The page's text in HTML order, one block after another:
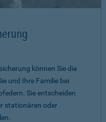
können Sie die
und Ihre Familie bei
Sie entscheiden
stationären oder